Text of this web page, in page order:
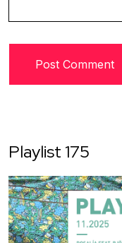
Playlist 175